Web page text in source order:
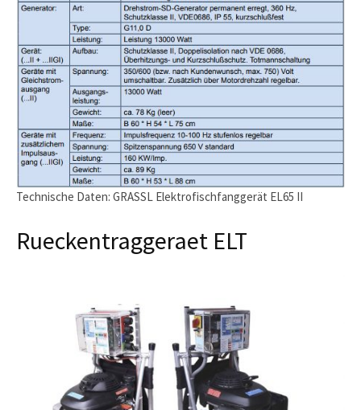
Technische Daten: GRASSL Elektrofischfanggerät EL65 II
Rueckentraggeraet ELT